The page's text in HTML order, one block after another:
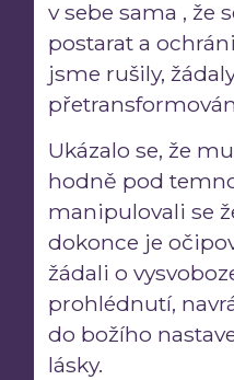
v sebe sama , že
postarat a
jsme rušily,
Ukázalo se, že
hodně pod
manipulovali se
dokonce je
žádali o
prohlédnutí,
do božího
lásky.